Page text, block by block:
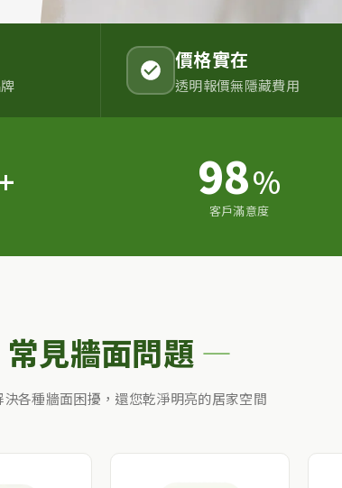
價格實在
透明報價無隱藏費用
98%
客戶滿意度
常見牆面問題
各種牆面困擾，還您乾淨明亮的居家空間